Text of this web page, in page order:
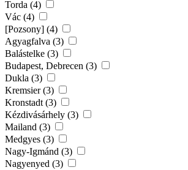
Torda (4)
Vác (4)
[Pozsony] (4)
Agyagfalva (3)
Balástelke (3)
Budapest, Debrecen (3)
Dukla (3)
Kremsier (3)
Kronstadt (3)
Kézdivásárhely (3)
Mailand (3)
Medgyes (3)
Nagy-Igmánd (3)
Nagyenyed (3)